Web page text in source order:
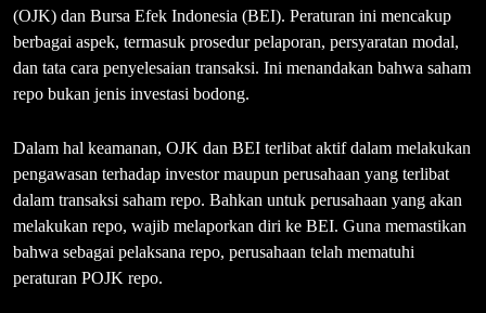
(OJK) dan Bursa Efek Indonesia (BEI). Peraturan ini mencakup
berbagai aspek, termasuk prosedur pelaporan, persyaratan modal,
dan tata cara penyelesaian transaksi. Ini menandakan bahwa saham
repo bukan jenis investasi bodong.
Dalam hal keamanan, OJK dan BEI terlibat aktif dalam melakukan
pengawasan terhadap investor maupun perusahaan yang terlibat
dalam transaksi saham repo. Bahkan untuk perusahaan yang akan
melakukan repo, wajib melaporkan diri ke BEI. Guna memastikan
bahwa sebagai pelaksana repo, perusahaan telah mematuhi
peraturan POJK repo.